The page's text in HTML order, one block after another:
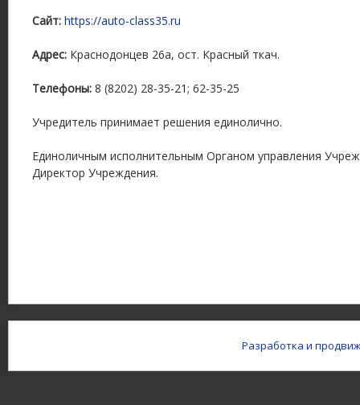
Сайт: https://auto-class35.ru
Адрес: Краснодонцев 26а, ост. Красный ткач.
Телефоны: 8 (8202) 28-35-21; 62-35-25
Учредитель принимает решения единолично.
Единоличным исполнительным Органом управления
Директор Учреждения.
Разработка и